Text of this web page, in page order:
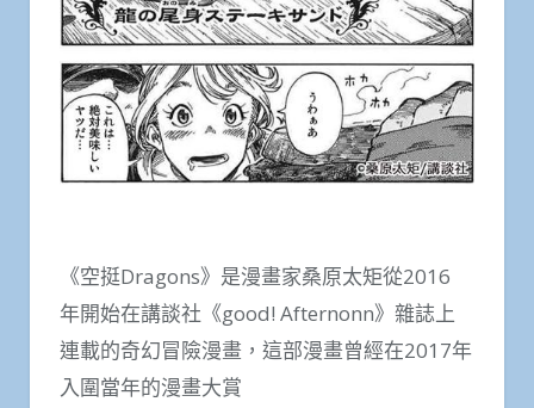
《空挺Dragons》是漫畫家桑原太矩從2016
年開始在講談社《good! Afternonn》雜誌上
連載的奇幻冒險漫畫，這部漫畫曾經在2017年
入圍當年的漫畫大賞